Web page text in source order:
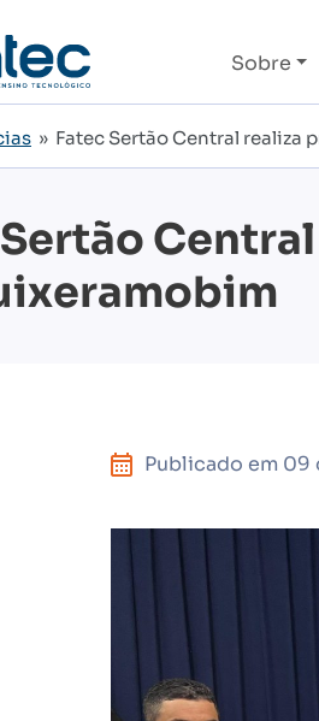
Sobre
» Fatec Sertão Central realiza
Publicado em 09